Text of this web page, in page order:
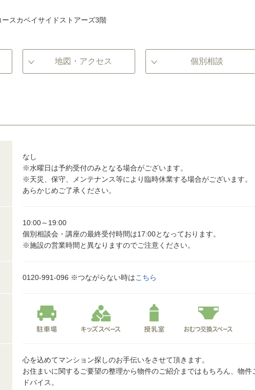
スカベイサイドストアーズ3階
地図・アクセス 個別相談
なし
※水曜日は予約受付のみとなる場合がございます。
※天災、保守、メンテナンス等により臨時休業する場合がございます。
あらかじめご了承ください。
10:00～19:00
個別相談会・講座の最終受付時間は17:00となっております。
※施設の営業時間と異なりますのでご注意ください。
0120-991-096 ※つながらない時はこちら
心を込めてマンション探しのお手伝いをさせて頂きます。
お住まいに関するご要望の整理から物件のご紹介まではもちろん、物
ドバイス。